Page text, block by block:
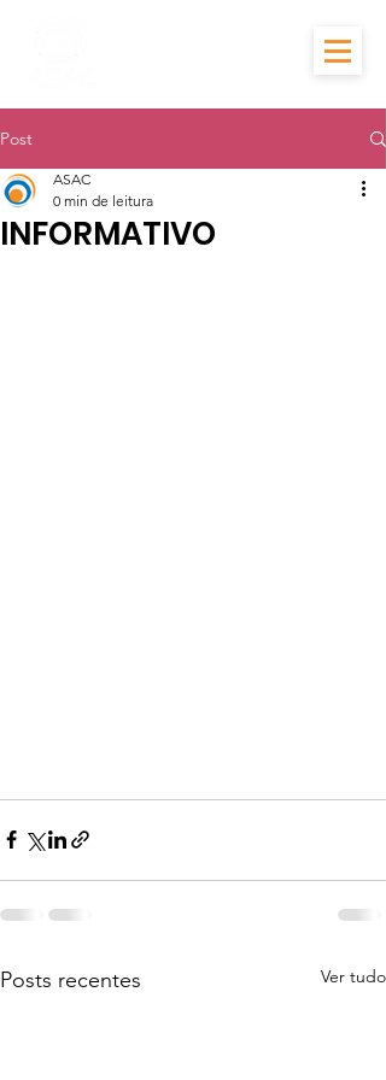
Post
INFORMATIVO
ASAC
0 min de leitura
Posts recentes Ver tudo